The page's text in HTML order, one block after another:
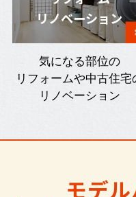
リノベーション
気になる部位の
リフォームや中古住宅
リノベーション
モデ